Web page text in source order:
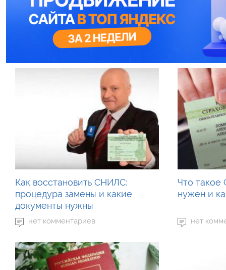
Как восстановить СНИЛС:
процедура замены и какие
документы нужны
нет комментариев
Что такое
нужен и
нет